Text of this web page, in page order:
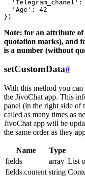
'Telegram_chanel':
  'Age': 42
Note: for an attribute
quotation marks), and
is a number (without
setCustomData#
With this method you
the JivoChat app. This
panel (in the right side of
called as many times as
JivoChat app will be
the same order as they
Name Type
fields
array List
fields.content string